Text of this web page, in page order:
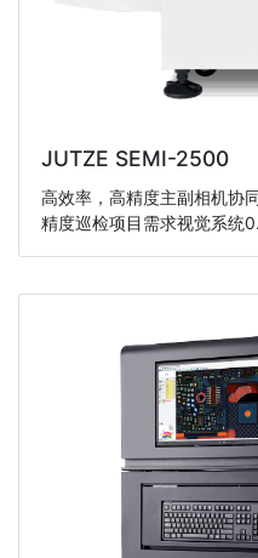
JUTZE SEMI-2500
高效率，高精度主副相机协
精度巡检项目需求视觉系统